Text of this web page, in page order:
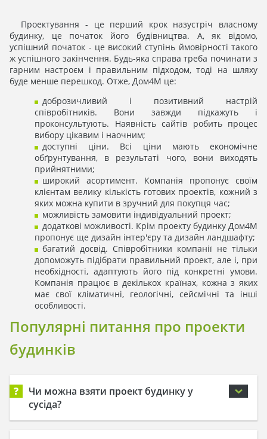
Проектування - це перший крок назустріч власному
будинку, це початок його будівництва. А, як відомо,
успішний початок - це високий ступінь ймовірності такого
ж успішного закінчення. Будь-яка справа треба починати з
гарним настроєм і правильним підходом, тоді на шляху
буде менше перешкод. Отже, Дом4М це:
доброзичливий і позитивний настрій
співробітників. Вони завжди підкажуть і
проконсультують. Наявність сайтів робить процес
вибору цікавим і наочним;
доступні ціни. Всі ціни мають економічне
обґрунтування, в результаті чого, вони виходять
прийнятними;
широкий асортимент. Компанія пропонує своїм
клієнтам велику кількість готових проектів, кожний з
яких можна купити в зручний для покупця час;
можливість замовити індивідуальний проект;
додаткові можливості. Крім проекту будинку Дом4М
пропонує ще дизайн інтер'єру та дизайн ландшафту;
багатий досвід. Співробітники компанії не тільки
допоможуть підібрати правильний проект, але і, при
необхідності, адаптують його під конкретні умови.
Компанія працює в декількох країнах, кожна з яких
має свої кліматичні, геологічні, сейсмічні та інші
особливості.
Популярні питання про проекти
будинків
?
Чи можна взяти проект будинку у
сусіда?